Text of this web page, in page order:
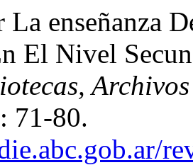
La enseñanza
El Nivel
71-80.